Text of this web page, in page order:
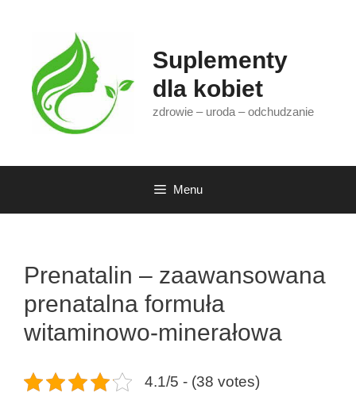
Suplementy
dla kobiet
zdrowie – uroda – odchudzanie
Menu
Prenatalin – zaawansowana
prenatalna formuła
witaminowo-minerałowa
4.1/5 - (38 votes)